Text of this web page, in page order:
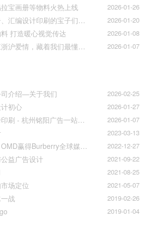
2026-01-26
宝画册等物料火热上线
2026-01-20
年度报告、责任报告、汇编设计印刷的宝子们集合！
2026-01-08
打造暖心视觉传达
2026-01-07
《骄阳似我》里的江浙沪爱情，藏着我们最懂的温柔与默契
2026-02-25
介绍—关于我们
2026-01-27
初心
2026-01-07
杭州初创公司宣传册印刷 - 杭州铭阳广告一站式解决方案
2023-03-13
2022-12-27
耐克比稿结果揭晓，OMD赢得Burberry全球媒介业务（转自广告狂人日报）
2021-09-22
益广告设计
2021-08-25
2021-05-07
场定位
2019-02-26
战
2019-01-04